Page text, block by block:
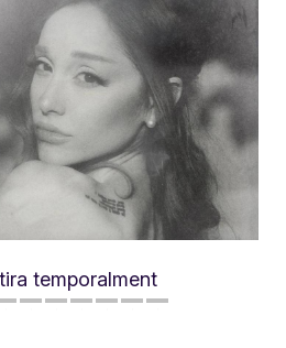
temporalment